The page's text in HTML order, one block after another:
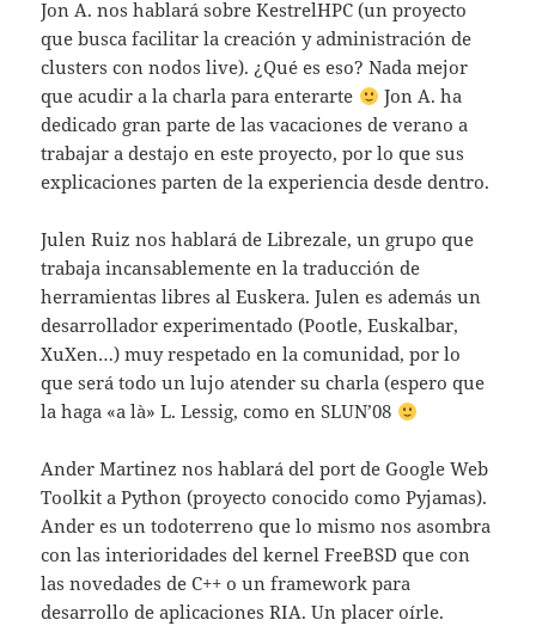
Jon A. nos hablará sobre KestrelHPC (un proyecto
que busca facilitar la creación y administración de
clusters con nodos live). ¿Qué es eso? Nada mejor
que acudir a la charla para enterarte
Jon A. ha
dedicado gran parte de las vacaciones de verano a
trabajar a destajo en este proyecto, por lo que sus
explicaciones parten de la experiencia desde dentro.
Julen Ruiz nos hablará de Librezale, un grupo que
trabaja incansablemente en la traducción de
herramientas libres al Euskera. Julen es además un
desarrollador experimentado (Pootle, Euskalbar,
XuXen…) muy respetado en la comunidad, por lo
que será todo un lujo atender su charla (espero que
la haga «a là» L. Lessig, como en SLUN’08
Ander Martinez nos hablará del port de Google Web
Toolkit a Python (proyecto conocido como Pyjamas).
Ander es un todoterreno que lo mismo nos asombra
con las interioridades del kernel FreeBSD que con
las novedades de C++ o un framework para
desarrollo de aplicaciones RIA. Un placer oírle.